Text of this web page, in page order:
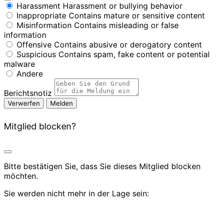
Harassment Harassment or bullying behavior
Inappropriate Contains mature or sensitive content
Misinformation Contains misleading or false
information
Offensive Contains abusive or derogatory content
Suspicious Contains spam, fake content or potential
malware
Andere
Berichtsnotiz
Melden
Mitglied blocken?
Bitte bestätigen Sie, dass Sie dieses Mitglied blocken
möchten.
Sie werden nicht mehr in der Lage sein: